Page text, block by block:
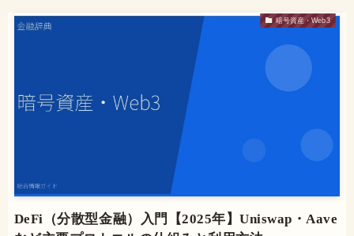
暗号資産・Web3
DeFi（分散型金融）入門【2025年】Uniswap・Aave